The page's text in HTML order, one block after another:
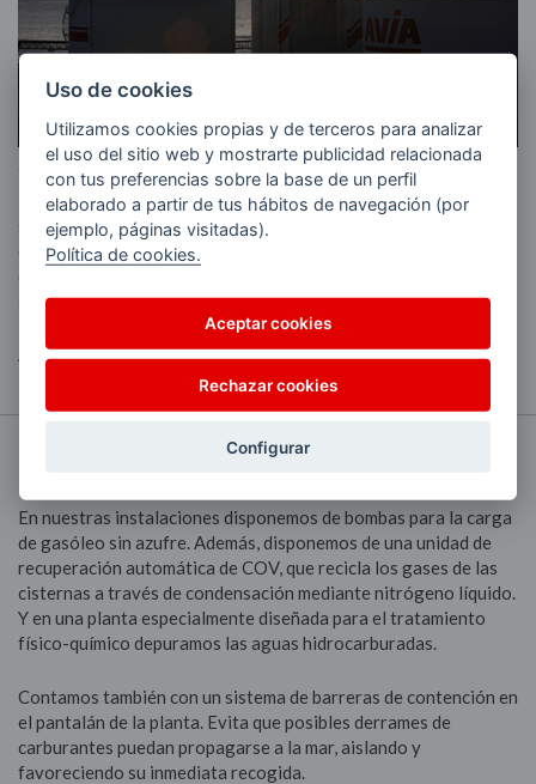
Nuestra Declaración Medioambiental
El firme compromiso de AVIA con el respeto al medioambiente
se recoge en nuestra Declaración Medioambiental. En este
documento se especifican nuestra política, sistema de gestión y
significativos.
Aquí puedes acceder a la Declaración.
En nuestras instalaciones disponemos de bombas para la carga
de gasóleo sin azufre. Además, disponemos de una unidad de
recuperación automática de COV, que recicla los gases de las
cisternas a través de condensación mediante nitrógeno líquido.
Y en una planta especialmente diseñada para el tratamiento
físico-químico depuramos las aguas hidrocarburadas.
Contamos también con un sistema de barreras de contención en
el pantalán de la planta. Evita que posibles derrames de
carburantes puedan propagarse a la mar, aislando y
favoreciendo su inmediata recogida.
Uso de cookies
Utilizamos cookies propias y de terceros para analizar
el uso del sitio web y mostrarte publicidad relacionada
con tus preferencias sobre la base de un perfil
elaborado a partir de tus hábitos de navegación (por
ejemplo, páginas visitadas).
Política de cookies.
Aceptar cookies
Rechazar cookies
Configurar